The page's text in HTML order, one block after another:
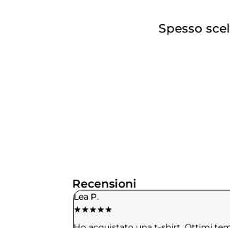
Spesso
Recensioni
Giuseppe M.
★★★★